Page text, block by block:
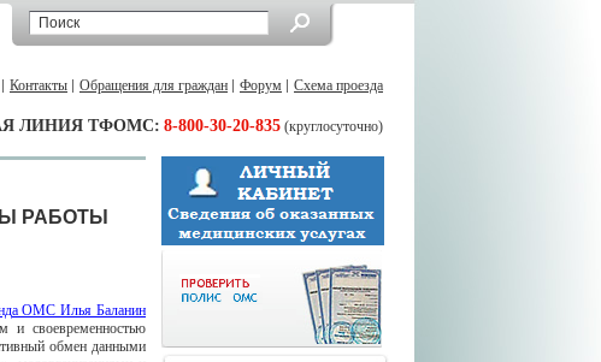
Контакты Обращения для граждан Форум Схема проезда
ЛИНИЯ ТФОМС: 8-800-30-20-835 (круглосуточно)
РАБОТЫ
ОМС Илья Баланин
и своевременностью
обмен данными